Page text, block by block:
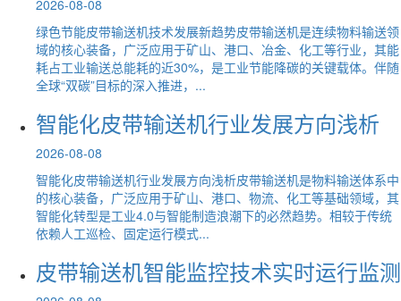
2026-08-08
绿色节能皮带输送机技术发展新趋势皮带输送机是连续物料输送领
域的核心装备，广泛应用于矿山、港口、冶金、化工等行业，其能
耗占工业输送总能耗的近30%，是工业节能降碳的关键载体。伴随
全球“双碳”目标的深入推进，...
智能化皮带输送机行业发展方向浅析
2026-08-08
智能化皮带输送机行业发展方向浅析皮带输送机是物料输送体系中
的核心装备，广泛应用于矿山、港口、物流、化工等基础领域，其
智能化转型是工业4.0与智能制造浪潮下的必然趋势。相较于传统
依赖人工巡检、固定运行模式...
皮带输送机智能监控技术实时运行监测